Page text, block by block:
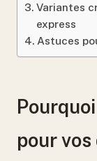
Variantes
express
Astuces
pour